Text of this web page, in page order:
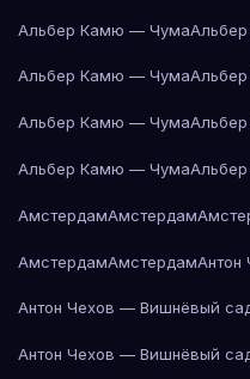
Альбер Камю — Чума
Альбер Камю — Чума
Альбер Камю — Чума
Альбер Камю — Чума
АмстердамАмстердам
АмстердамАмстердам
Антон Чехов — Вишнёвый
Антон Чехов — Вишнёвый